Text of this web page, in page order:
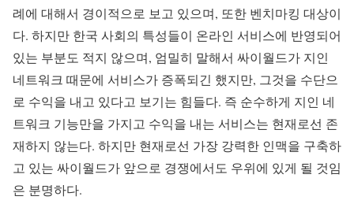
례에 대해서 경이적으로 보고 있으며, 또한 벤치마킹 대상이
다. 하지만 한국 사회의 특성들이 온라인 서비스에 반영되어
있는 부분도 적지 않으며, 엄밀히 말해서 싸이월드가 지인
네트워크 때문에 서비스가 증폭되긴 했지만, 그것을 수단으
로 수익을 내고 있다고 보기는 힘들다. 즉 순수하게 지인 네
트워크 기능만을 가지고 수익을 내는 서비스는 현재로선 존
재하지 않는다. 하지만 현재로선 가장 강력한 인맥을 구축하
고 있는 싸이월드가 앞으로 경쟁에서도 우위에 있게 될 것임
은 분명하다.